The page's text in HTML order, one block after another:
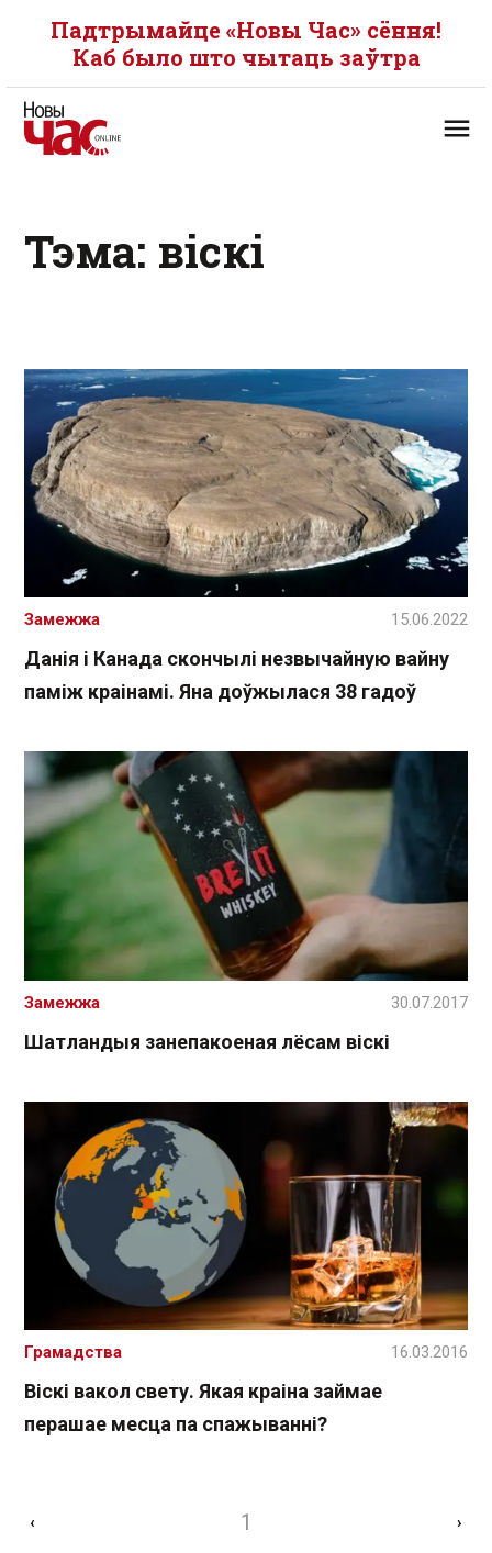
Падтрымайце «Новы Час» сёння!
Каб было што чытаць заўтра
Тэма: віскі
Данія і Канада скончылі незвычайную вайну
паміж краінамі. Яна доўжылася 38 гадоў
Замежжа 15.06.2022
Шатландыя занепакоеная лёсам віскі
Замежжа 30.07.2017
Віскі вакол свету. Якая краіна займае
перашае месца па спажыванні?
Грамадства 16.03.2016
‹ 1 ›